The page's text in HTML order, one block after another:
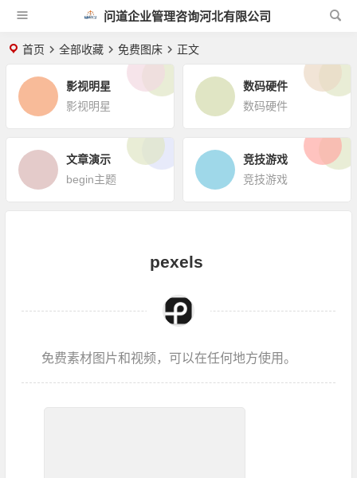
问道企业管理咨询河北有限公司
首页 全部收藏 免费图床 正文
影视明星
影视明星
数码硬件
数码硬件
文章演示
begin主题
竞技游戏
竞技游戏
pexels
免费素材图片和视频，可以在任何地方使用。